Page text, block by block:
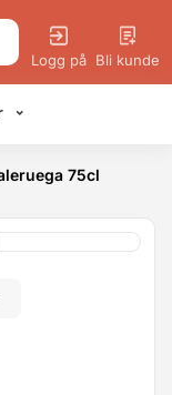
Logg på Bli kunde
75cl